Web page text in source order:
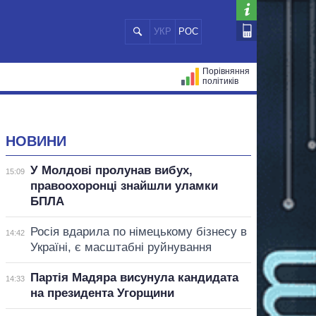
УКР РОС
Порівняння
політиків
НОВИНИ
15:09
У Молдові пролунав вибух,
правоохоронці знайшли уламки
БПЛА
14:42
Росія вдарила по німецькому бізнесу в
Україні, є масштабні руйнування
14:33
Партія Мадяра висунула кандидата
на президента Угорщини